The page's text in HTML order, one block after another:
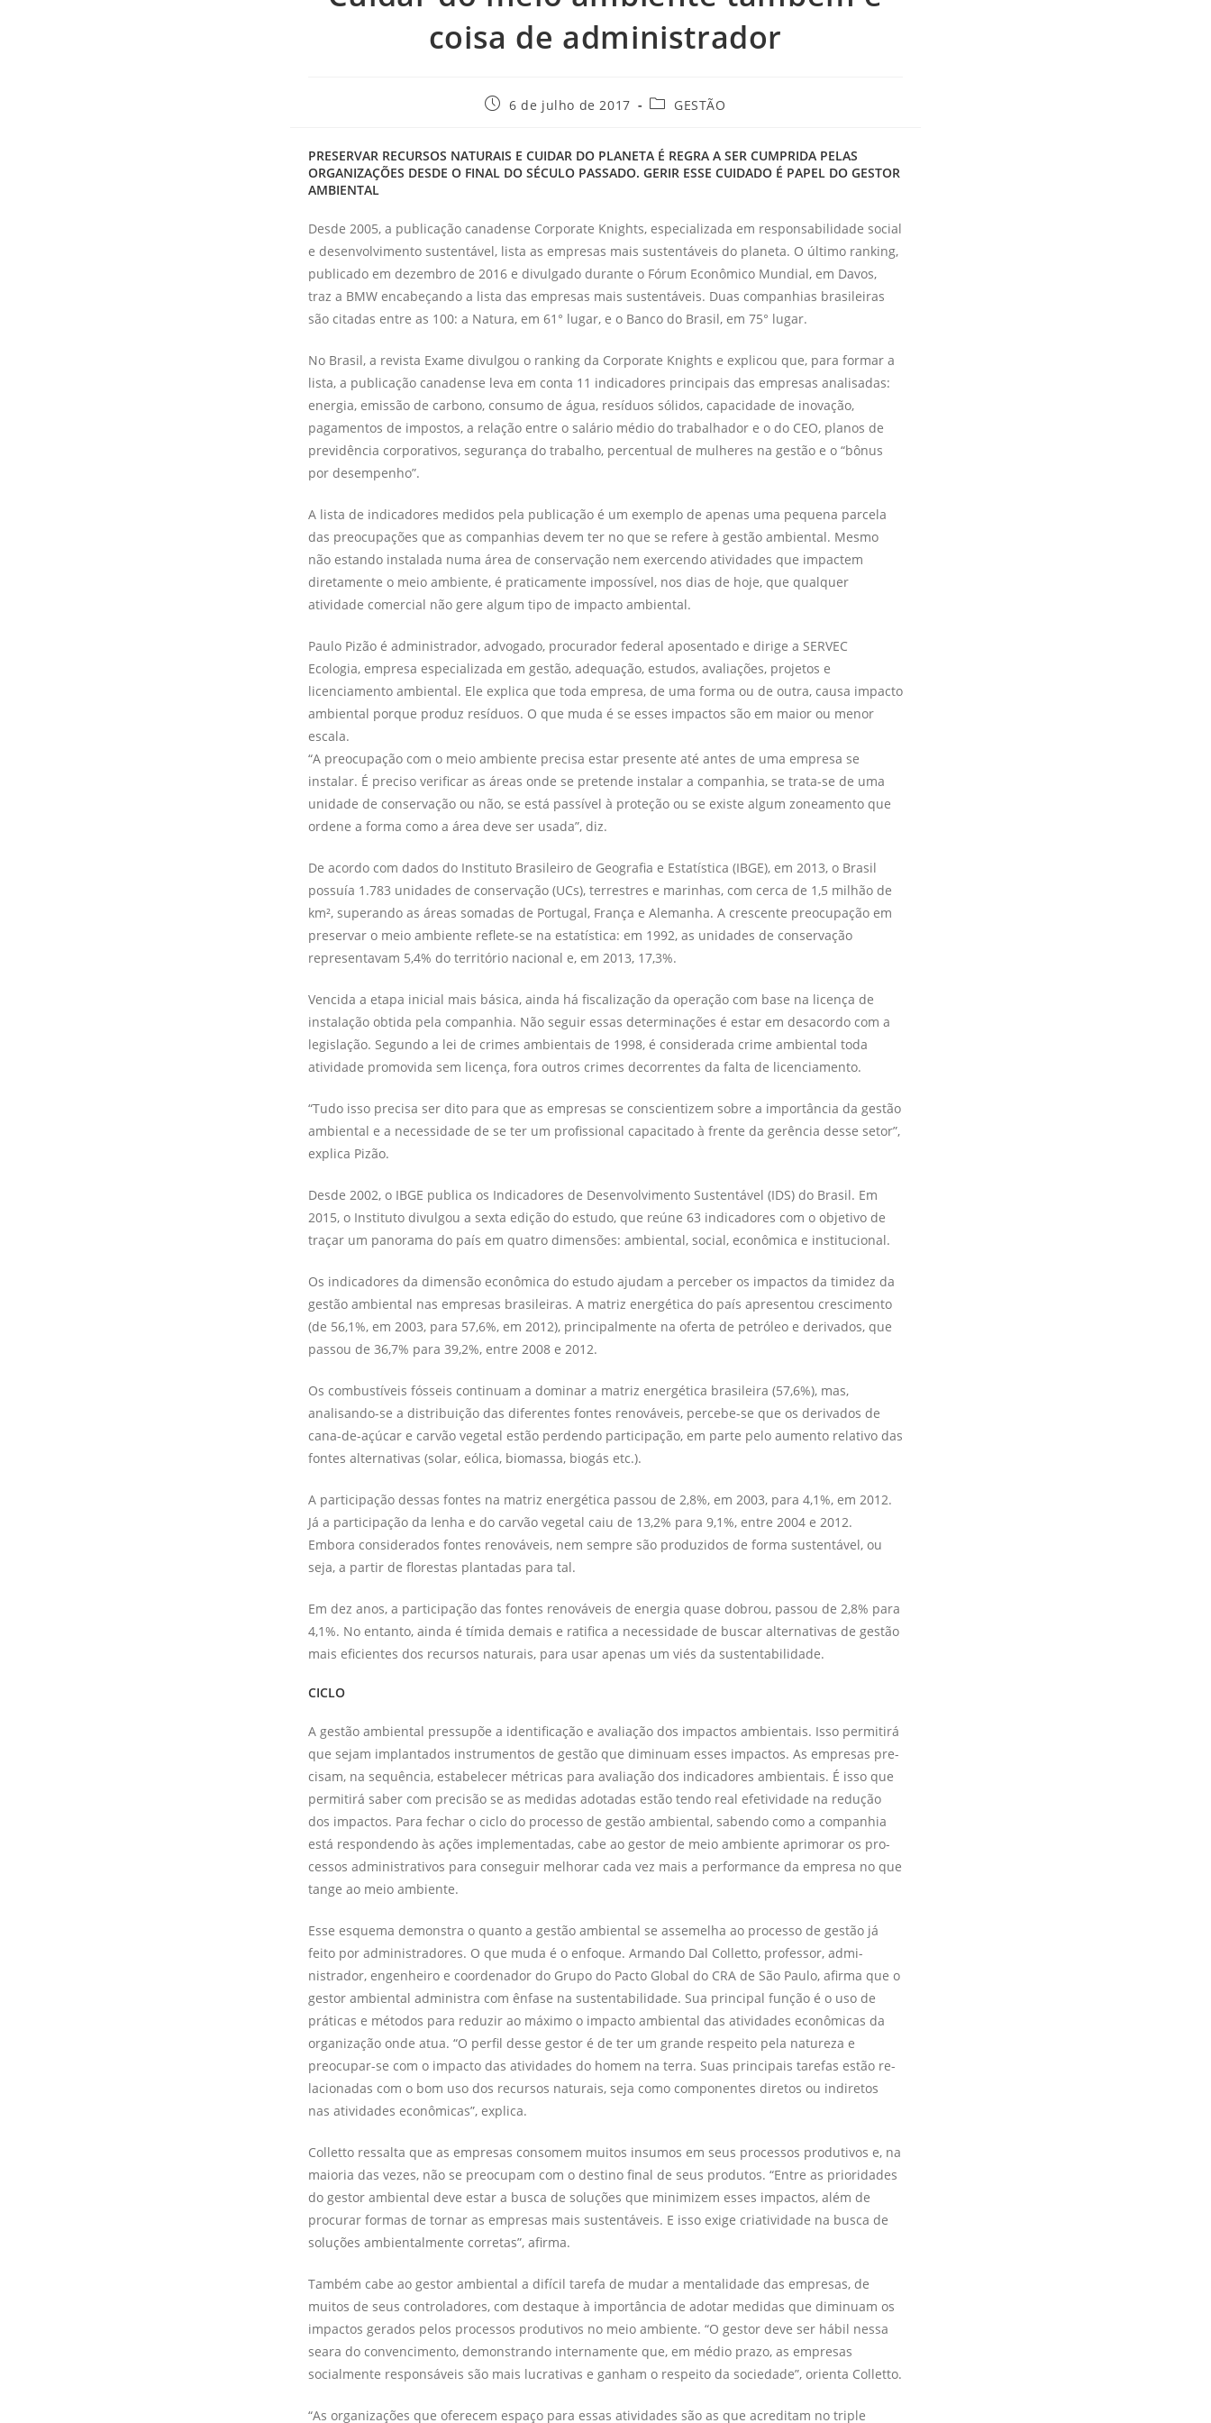
coisa de administrador
6 de julho de 2017 GESTÃO
PRESERVAR RECURSOS NATURAIS E CUIDAR DO PLANETA É REGRA A SER CUMPRIDA PELAS
ORGANIZAÇÕES DESDE O FINAL DO SÉCULO PASSADO. GERIR ESSE CUIDADO É PAPEL DO GESTOR
AMBIENTAL
Desde 2005, a publicação canadense Corporate Knights, especializada em responsabilidade social
e desenvolvimento sustentável, lista as empresas mais sustentáveis do planeta. O último ranking,
publicado em dezembro de 2016 e divulgado durante o Fórum Econômico Mundial, em Davos,
traz a BMW encabeçando a lista das empresas mais sustentáveis. Duas companhias brasileiras
são citadas entre as 100: a Natura, em 61° lugar, e o Banco do Brasil, em 75° lugar.
No Brasil, a revista Exame divulgou o ranking da Corporate Knights e explicou que, para for­mar a
lista, a publicação canadense leva em conta 11 indicadores principais das empresas analisadas:
energia, emissão de carbono, con­sumo de água, resíduos sólidos, capacidade de inovação,
pagamentos de impostos, a rela­ção entre o salário médio do trabalhador e o do CEO, planos de
previdência corporativos, segurança do trabalho, percentual de mulhe­res na gestão e o “bônus
por desempenho”.
A lista de indicadores medidos pela publica­ção é um exemplo de apenas uma pequena parcela
das preocupações que as companhias devem ter no que se refere à gestão ambien­tal. Mesmo
não estando instalada numa área de conservação nem exercendo atividades que impactem
diretamente o meio ambiente, é praticamente impossível, nos dias de hoje, que qualquer
atividade comercial não gere algum tipo de impacto ambiental.
Paulo Pizão é administrador, advogado, pro­curador federal aposentado e dirige a SERVEC
Ecologia, empresa especializada em gestão, adequação, estudos, avaliações, projetos e
licenciamento ambiental. Ele explica que toda empresa, de uma forma ou de outra, causa impacto
ambiental porque produz resíduos. O que muda é se esses impactos são em maior ou menor
escala.
“A preocupação com o meio ambiente precisa estar presente até antes de uma empresa se
instalar. É preciso verificar as áreas onde se pretende instalar a companhia, se trata-se de uma
unidade de conservação ou não, se está passível à proteção ou se existe algum zoneamento que
ordene a forma como a área deve ser usada”, diz.
De acordo com dados do Instituto Brasileiro de Geografia e Estatística (IBGE), em 2013, o Brasil
possuía 1.783 unidades de conservação (UCs), terrestres e marinhas, com cerca de 1,5 milhão de
km², superando as áreas somadas de Portugal, França e Alemanha. A crescente preocupação em
preservar o meio ambiente reflete-se na estatística: em 1992, as unidades de conservação
representavam 5,4% do terri­tório nacional e, em 2013, 17,3%.
Vencida a etapa inicial mais básica, ainda há fiscalização da operação com base na li­cença de
instalação obtida pela companhia. Não seguir essas determinações é estar em desacordo com a
legislação. Segundo a lei de crimes ambientais de 1998, é considerada crime ambiental toda
atividade promovida sem licença, fora outros crimes decorrentes da falta de licenciamento.
“Tudo isso precisa ser dito para que as empre­sas se conscientizem sobre a importância da gestão
ambiental e a necessidade de se ter um profissional capacitado à frente da gerência desse setor”,
explica Pizão.
Desde 2002, o IBGE publica os Indicadores de Desenvolvimento Sustentável (IDS) do Brasil. Em
2015, o Instituto divulgou a sexta edição do estudo, que reúne 63 indicadores com o objetivo de
traçar um panorama do país em quatro dimensões: ambiental, social, econô­mica e institucional.
Os indicadores da dimensão econômica do estudo ajudam a perceber os impactos da timidez da
gestão ambiental nas empresas brasileiras. A matriz energética do país apre­sentou crescimento
(de 56,1%, em 2003, para 57,6%, em 2012), principalmente na oferta de petróleo e derivados, que
passou de 36,7% para 39,2%, entre 2008 e 2012.
Os combustíveis fósseis continuam a domi­nar a matriz energética brasileira (57,6%), mas,
analisando-se a distribuição das dife­rentes fontes renováveis, percebe-se que os derivados de
cana-de-açúcar e carvão vegetal estão perdendo participação, em parte pelo aumento relativo das
fontes alternativas (solar, eólica, biomassa, biogás etc.).
A participação dessas fontes na matriz ener­gética passou de 2,8%, em 2003, para 4,1%, em 2012.
Já a participação da lenha e do carvão vegetal caiu de 13,2% para 9,1%, entre 2004 e 2012.
Embora considerados fontes renováveis, nem sempre são produzidos de forma sustentá­vel, ou
seja, a partir de florestas plantadas para tal.
Em dez anos, a participação das fontes reno­váveis de energia quase dobrou, passou de 2,8% para
4,1%. No entanto, ainda é tímida demais e ratifica a necessidade de buscar alternativas de gestão
mais eficientes dos recursos naturais, para usar apenas um viés da sustentabilidade.
CICLO
A gestão ambiental pressu­põe a identificação e avalia­ção dos impactos ambientais. Isso permitirá
que sejam im­plantados instrumentos de gestão que diminuam esses impactos. As empresas pre­
cisam, na sequência, estabe­lecer métricas para avaliação dos indicadores ambientais. É isso que
permitirá saber com precisão se as medidas adotadas estão tendo real efetividade na redução
dos impactos. Para fechar o ci­clo do processo de gestão ambiental, sabendo como a companhia
está respon­dendo às ações implementa­das, cabe ao gestor de meio ambiente aprimorar os pro­
cessos administrativos para conseguir melhorar cada vez mais a performance da em­presa no que
tange ao meio ambiente.
Esse esquema demonstra o quanto a gestão ambiental se assemelha ao processo de gestão já
feito por ad­ministradores. O que muda é o enfoque. Armando Dal Colletto, professor, admi­
nistrador, engenheiro e coordenador do Grupo do Pacto Global do CRA de São Paulo, afirma que o
gestor ambiental administra com ênfase na sustentabilidade. Sua principal função é o uso de
práticas e métodos para reduzir ao máximo o impacto ambiental das atividades eco­nômicas da
organização onde atua. “O perfil desse gestor é de ter um grande respeito pela natureza e
preocupar-se com o impacto das ativida­des do homem na terra. Suas principais tarefas estão re­
lacionadas com o bom uso dos recursos naturais, seja como componentes diretos ou indiretos
nas atividades econômicas”, explica.
Colletto ressalta que as em­presas consomem muitos insumos em seus processos produtivos e, na
maioria das vezes, não se preocupam com o destino final de seus pro­dutos. “Entre as prioridades
do gestor ambiental deve es­tar a busca de soluções que minimizem esses impactos, além de
procurar formas de tornar as empresas mais sus­tentáveis. E isso exige criatividade na busca de
soluções ambientalmente corretas”, afirma.
Também cabe ao gestor ambiental a difícil tarefa de mudar a mentalidade das empresas, de
muitos de seus controladores, com destaque à importância de adotar medidas que dimi­nuam os
impactos gerados pelos processos produtivos no meio ambiente. “O gestor deve ser hábil nessa
seara do convencimento, demons­trando internamente que, em médio prazo, as empresas
socialmente responsáveis são mais lucrativas e ganham o respeito da sociedade”, orien­ta Colletto.
“As organizações que ofe­recem espaço para essas atividades são as que acre­ditam no triple